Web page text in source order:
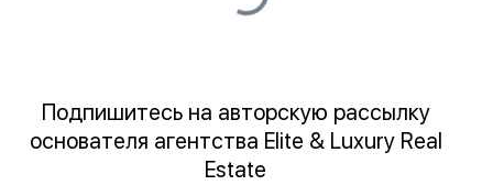
Подпишитесь на авторскую рассылку
основателя агентства Elite & Luxury Real
Estate